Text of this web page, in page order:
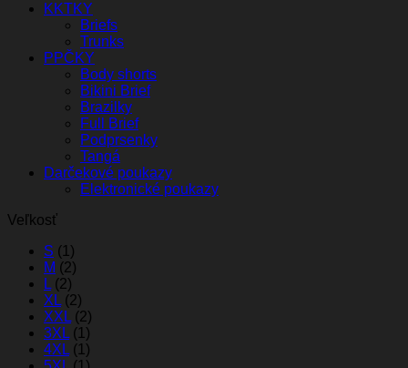
KKTKY
Briefs
Trunks
PPČKY
Body shorts
Bikini Brief
Brazilky
Full Brief
Podprsenky
Tangá
Darčekové poukazy
Elektronické poukazy
Veľkosť
S (1)
M (2)
L (2)
XL (2)
XXL (2)
3XL (1)
4XL (1)